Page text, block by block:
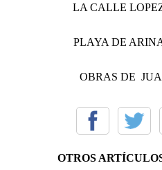
LA CALLE
PLAYA DE
OBRAS DE
OTROS